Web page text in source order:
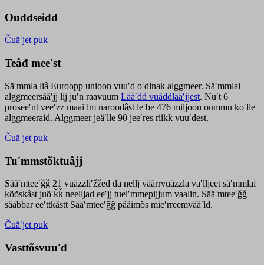
Ouddseidd
Čuäʹjet puk
Teâđ meeʹst
Säʹmmla liâ Euroopp unioon vuuʹd oʹdinak alggmeer. Säʹmmlai
alggmeersââʹjj lij juʹn raavuum Lääʹdd vuâđđlääʹjjest. Nuʹt 6
proseeʹnt veeʹzz maaiʹlm naroodâst leʹbe 476 miljoon oummu koʹlle
alggmeeraid. Alggmeer jeäʹlle 90 jeeʹres riikk vuuʹdest.
Čuäʹjet puk
Tuʹmmstõktuâjj
Sääʹmteeʹǧǧ 21 vuäzzliʹžžed da nellj väärrvuäzzla vaʹlljeet säʹmmlai
kõõskâst juõʹǩǩ neelljad eeʹjj tueiʹmmepijjum vaalin. Sääʹmteeʹǧǧ
sååbbar eeʹttkâstt Sääʹmteeʹǧǧ pââimõs mieʹrreemvääʹld.
Čuäʹjet puk
Vasttõsvuuʹd